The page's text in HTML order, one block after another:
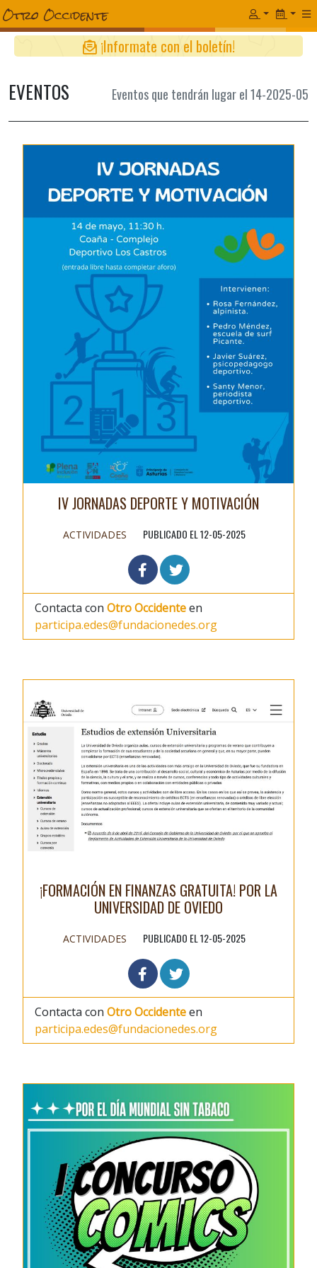
¡Informate con el boletín!
EVENTOS Eventos que tendrán lugar el 14-2025-05
IV JORNADAS DEPORTE Y MOTIVACIÓN
ACTIVIDADES PUBLICADO EL 12-05-2025
Contacta con Otro Occidenteen
participa.edes@fundacionedes.org
¡FORMACIÓN EN FINANZAS GRATUITA! POR LA
UNIVERSIDAD DE OVIEDO
ACTIVIDADES PUBLICADO EL 12-05-2025
Contacta con Otro Occidenteen
participa.edes@fundacionedes.org